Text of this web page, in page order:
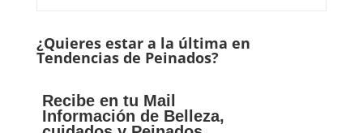
¿Quieres estar a la última en
Tendencias de Peinados?
Recibe en tu Mail
Información de Belleza,